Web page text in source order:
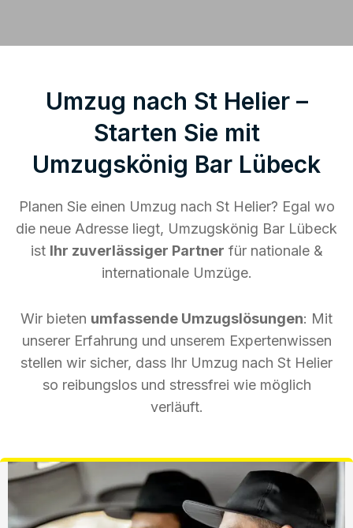
Umzug nach St Helier –
Starten Sie mit
Umzugskönig Bar Lübeck
Planen Sie einen Umzug nach St Helier? Egal wo
die neue Adresse liegt, Umzugskönig Bar Lübeck
ist Ihr zuverlässiger Partner für nationale &
internationale Umzüge.
Wir bieten umfassende Umzugslösungen: Mit
unserer Erfahrung und unserem Expertenwissen
stellen wir sicher, dass Ihr Umzug nach St Helier
so reibungslos und stressfrei wie möglich
verläuft.